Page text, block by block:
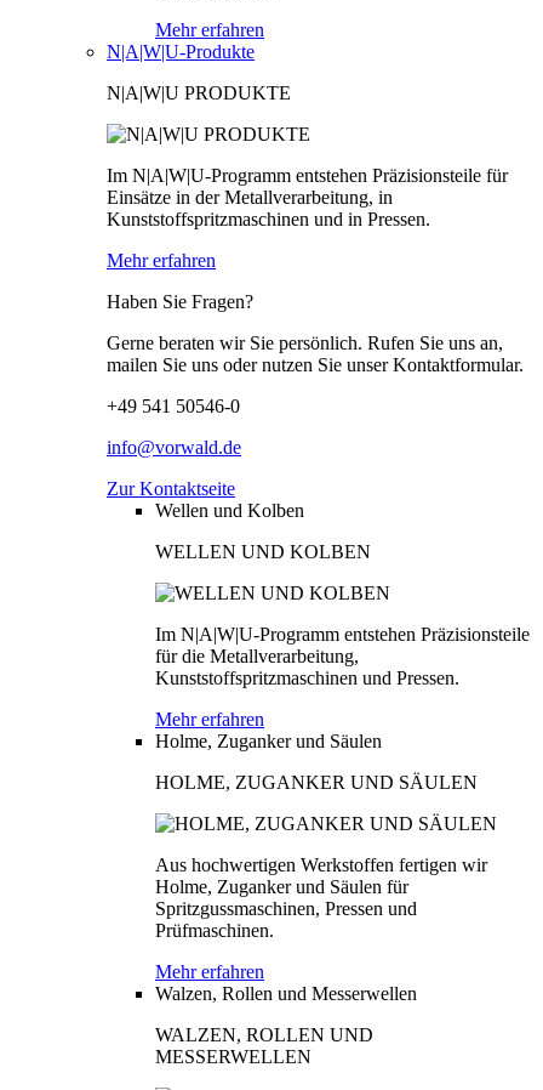
Mehr erfahren
N|A|W|U-Produkte
N|A|W|U PRODUKTE
Im N|A|W|U-Programm entstehen Präzisionsteile für
Einsätze in der Metallverarbeitung, in
Kunststoffspritzmaschinen und in Pressen.
Mehr erfahren
Haben Sie Fragen?
Gerne beraten wir Sie persönlich. Rufen Sie uns an,
mailen Sie uns oder nutzen Sie unser Kontaktformular.
+49 541 50546-0
info@vorwald.de
Zur Kontaktseite
Wellen und Kolben
WELLEN UND KOLBEN
Im N|A|W|U-Programm entstehen Präzisionsteile
für die Metallverarbeitung,
Kunststoffspritzmaschinen und Pressen.
Mehr erfahren
Holme, Zuganker und Säulen
HOLME, ZUGANKER UND SÄULEN
Aus hochwertigen Werkstoffen fertigen wir
Holme, Zuganker und Säulen für
Spritzgussmaschinen, Pressen und
Prüfmaschinen.
Mehr erfahren
Walzen, Rollen und Messerwellen
WALZEN, ROLLEN UND
MESSERWELLEN